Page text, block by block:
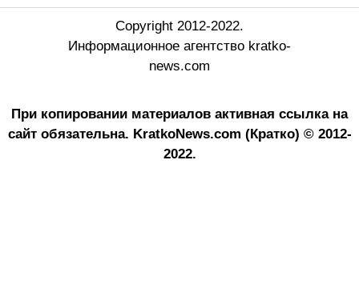
Copyright 2012-2022.
Информационное агентство kratko-
news.com
При копировании материалов активная ссылка на
сайт обязательна. KratkoNews.com (Кратко) © 2012-
2022.